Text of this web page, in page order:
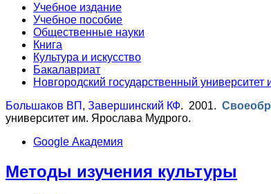
Учебное издание
Учебное пособие
Общественные науки
Книга
Культура и искусство
Бакалавриат
Новгородский государственный
Большаков ВП , Завершинский КФ. 2001.
университет им. Ярослава Мудрого.
Google Академия
Методы изучения культуры